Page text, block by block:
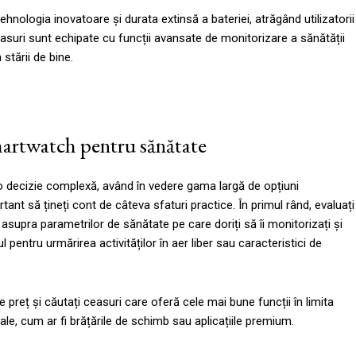
inovatoare și durata extinsă a bateriei, atrăgând utilizatorii
sunt echipate cu funcții avansate de monitorizare a sănătății
de bine.
pentru sănătate
complexă, având în vedere gama largă de opțiuni
să țineți cont de câteva sfaturi practice. În primul rând, evaluați
parametrilor de sănătate pe care doriți să îi monitorizați și
pentru urmărirea activităților în aer liber sau caracteristici de
preț și căutați ceasuri care oferă cele mai bune funcții în limita
cum ar fi brățările de schimb sau aplicațiile premium.